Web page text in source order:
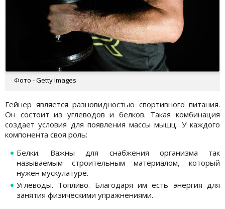
Фото - Getty Images
Гейнер является разновидностью спортивного питания.
Он состоит из углеводов и белков. Такая комбинация
создает условия для появления массы мышц. У каждого
компонента своя роль:
Белки. Важны для снабжения организма так
называемым строительным материалом, который
нужен мускулатуре.
Углеводы. Топливо. Благодаря им есть энергия для
занятия физическими упражнениями.